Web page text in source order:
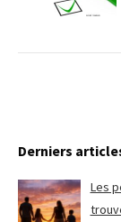
Derniers
Les